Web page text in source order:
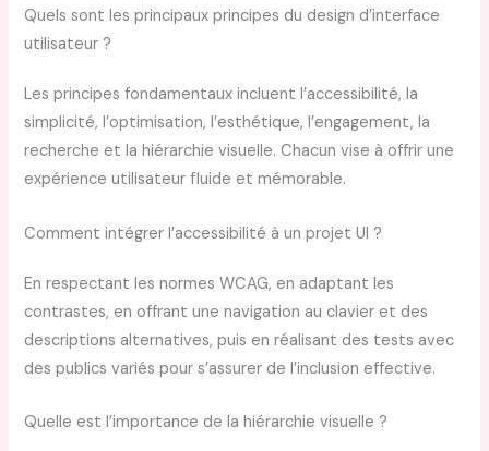
Quels sont les principaux principes du design d’interface
utilisateur ?
Les principes fondamentaux incluent l’accessibilité, la
simplicité, l’optimisation, l’esthétique, l’engagement, la
recherche et la hiérarchie visuelle. Chacun vise à offrir une
expérience utilisateur fluide et mémorable.
Comment intégrer l’accessibilité à un projet UI ?
En respectant les normes WCAG, en adaptant les
contrastes, en offrant une navigation au clavier et des
descriptions alternatives, puis en réalisant des tests avec
des publics variés pour s’assurer de l’inclusion effective.
Quelle est l’importance de la hiérarchie visuelle ?